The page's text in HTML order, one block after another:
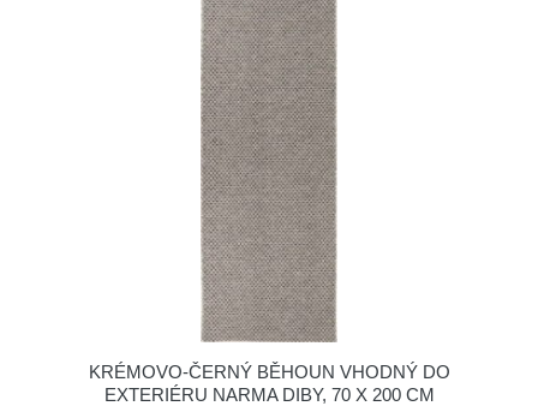
KRÉMOVO-ČERNÝ BĚHOUN VHODNÝ DO
EXTERIÉRU NARMA DIBY, 70 X 200 CM